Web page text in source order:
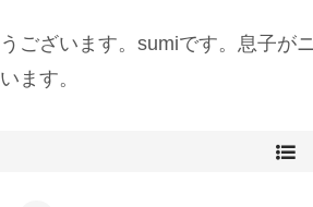
ございます。sumiです。息子が
ます。